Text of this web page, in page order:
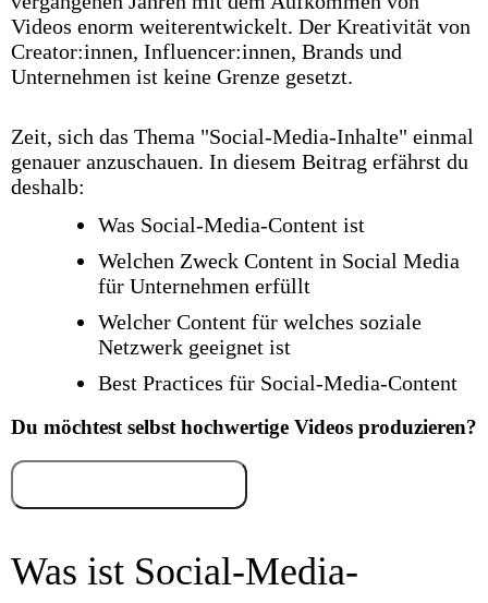
Videos enorm weiterentwickelt. Der Kreativität von
Creator:innen, Influencer:innen, Brands und
Unternehmen ist keine Grenze gesetzt.
Zeit, sich das Thema "Social-Media-Inhalte" einmal
genauer anzuschauen. In diesem Beitrag erfährst du
deshalb:
Was Social-Media-Content ist
Welchen Zweck Content in Social Media
für Unternehmen erfüllt
Welcher Content für welches soziale
Netzwerk geeignet ist
Best Practices für Social-Media-Content
Du möchtest selbst hochwertige Videos produzieren?
Was ist Social-Media-